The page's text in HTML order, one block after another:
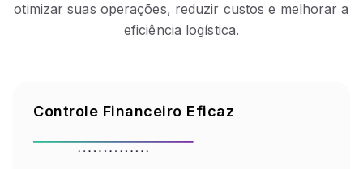
otimizar suas operações, reduzir custos e melhorar a
eficiência logística.
Controle Financeiro Eficaz